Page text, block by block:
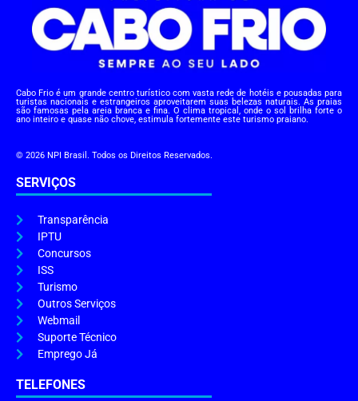
Cabo Frio é um grande centro turístico com vasta rede de hotéis e pousadas para
turistas nacionais e estrangeiros aproveitarem suas belezas naturais. As praias
são famosas pela areia branca e fina. O clima tropical, onde o sol brilha forte o
ano inteiro e quase não chove, estimula fortemente este turismo praiano.
© 2026 NPI Brasil. Todos os Direitos Reservados.
SERVIÇOS
Transparência
IPTU
Concursos
ISS
Turismo
Outros Serviços
Webmail
Suporte Técnico
Emprego Já
TELEFONES